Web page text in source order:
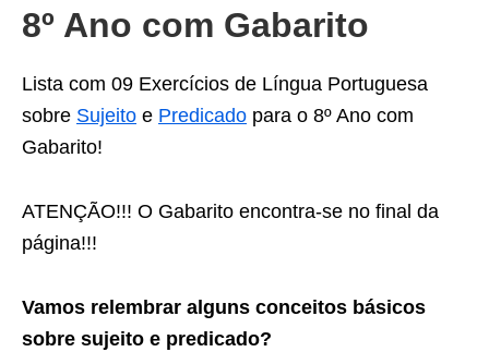
8º Ano com Gabarito
Lista com 09 Exercícios de Língua Portuguesa
sobre Sujeito e Predicado para o 8º Ano com
Gabarito!
ATENÇÃO!!! O Gabarito encontra-se no final da
página!!!
Vamos relembrar alguns conceitos básicos
sobre sujeito e predicado?